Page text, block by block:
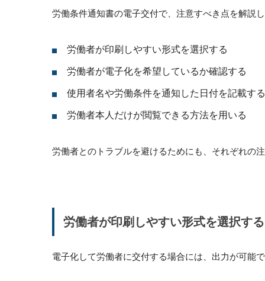
労働条件通知書の電子交付で、注意すべき点を解説
労働者が印刷しやすい形式を選択する
労働者が電子化を希望しているか確認する
使用者名や労働条件を通知した日付を記載する
労働者本人だけが閲覧できる方法を用いる
労働者とのトラブルを避けるためにも、それぞれの
労働者が印刷しやすい形式を選択する
電子化して労働者に交付する場合には、出力が可能